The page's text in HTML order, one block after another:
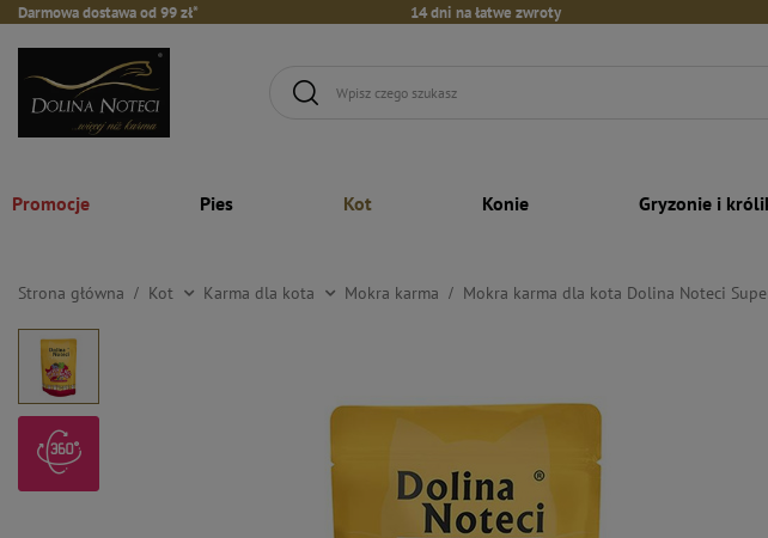
Darmowa dostawa od 99 zł* 14 dni na łatwe zwroty
Promocje Pies Kot Konie Gryzonie i
Strona główna Kot Karma dla kota Mokra karma Mokra karma dla kota Dolina Noteci